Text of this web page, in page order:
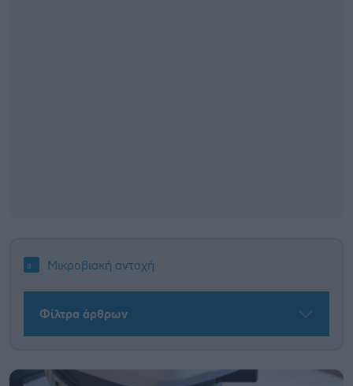
Μικροβιακή αντοχή
Φίλτρα άρθρων